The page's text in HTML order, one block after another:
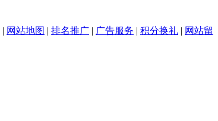
网站地图 排名推广 广告服务 积分换礼
网站留